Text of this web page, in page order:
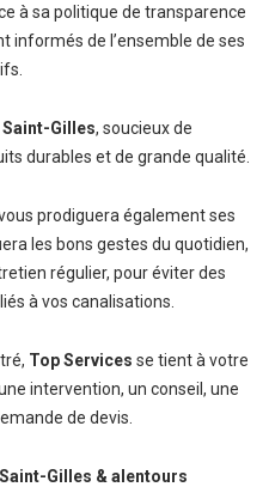
à sa politique de transparence
informés de l’ensemble de ses
Gilles, soucieux de
durables et de grande qualité.
prodiguera également ses
les bons gestes du quotidien,
régulier, pour éviter des
à vos canalisations.
Top Services se tient à votre
intervention, un conseil, une
de devis.
Gilles & alentours